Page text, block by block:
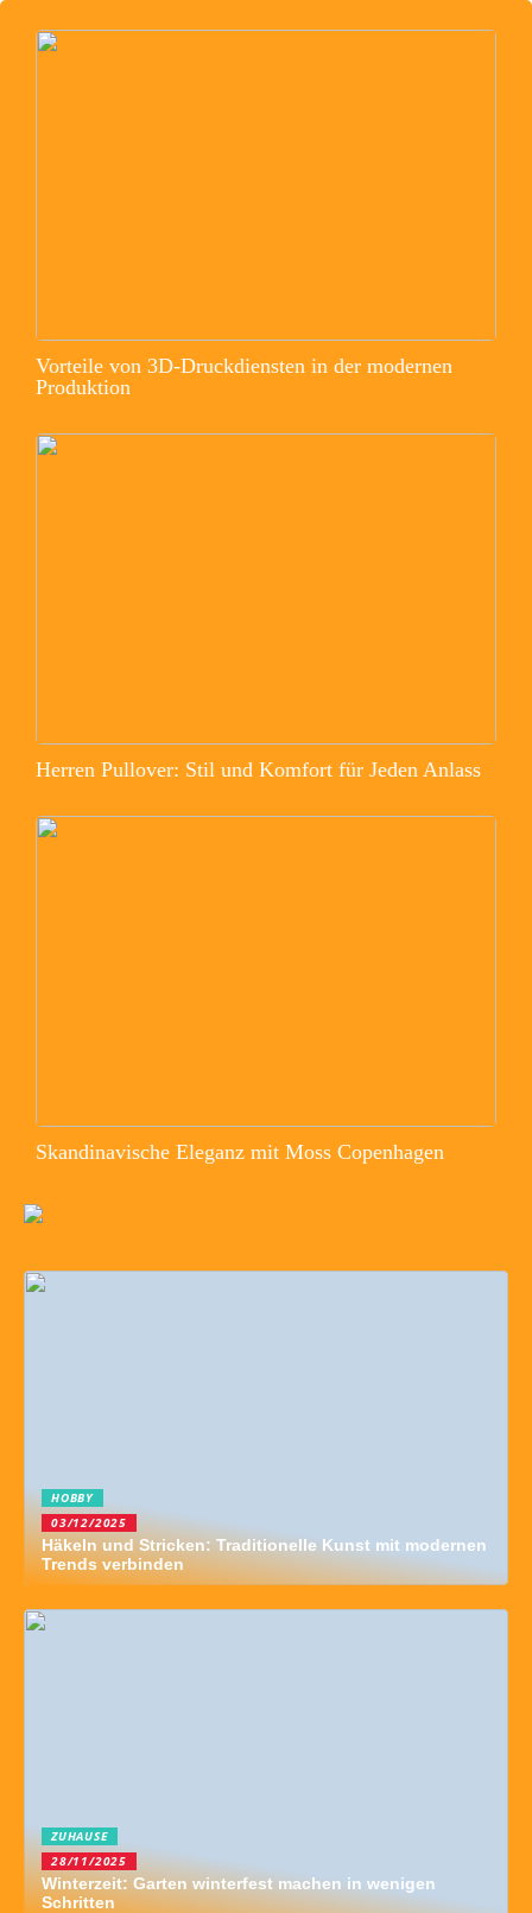
Vorteile von 3D-Druckdiensten in der modernen
Produktion
Herren Pullover: Stil und Komfort für Jeden Anlass
Skandinavische Eleganz mit Moss Copenhagen
HOBBY
03/12/2025
Häkeln und Stricken: Traditionelle Kunst mit modernen
Trends verbinden
ZUHAUSE
28/11/2025
Winterzeit: Garten winterfest machen in wenigen
Schritten